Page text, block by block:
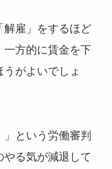
解雇」をするほど
一方的に賃金を下
がよいでしょ
という労働審判
る気が減退して